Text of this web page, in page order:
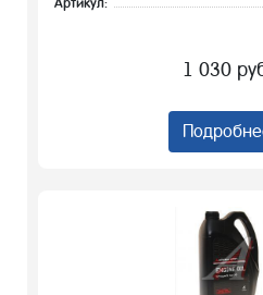
Артикул:
1 030